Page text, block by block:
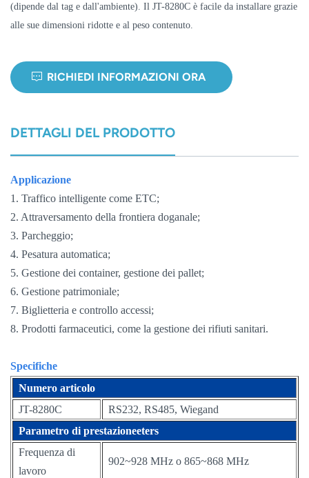
magyar
(dipende dal tag e dall'ambiente). Il JT-8280C è facile da installare grazie
alle sue dimensioni ridotte e al peso contenuto.
RICHIEDI INFORMAZIONI ORA
DETTAGLI DEL PRODOTTO
Applicazione
1. Traffico intelligente come ETC;
2. Attraversamento della frontiera doganale;
3. Parcheggio;
4. Pesatura automatica;
5. Gestione dei container, gestione dei pallet;
6. Gestione patrimoniale;
7. Biglietteria e controllo accessi;
8. Prodotti farmaceutici, come la gestione dei rifiuti sanitari.
Specifiche
Numero articolo
JT-8280C
RS232, RS485, Wiegand
Parametro di prestazioneeters
Frequenza di
lavoro
902~928 MHz o 865~868 MHz